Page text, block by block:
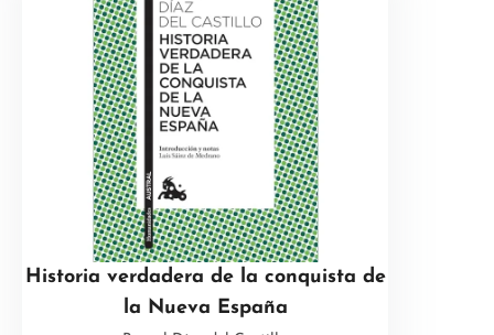
Historia verdadera de la conquista de
la Nueva España